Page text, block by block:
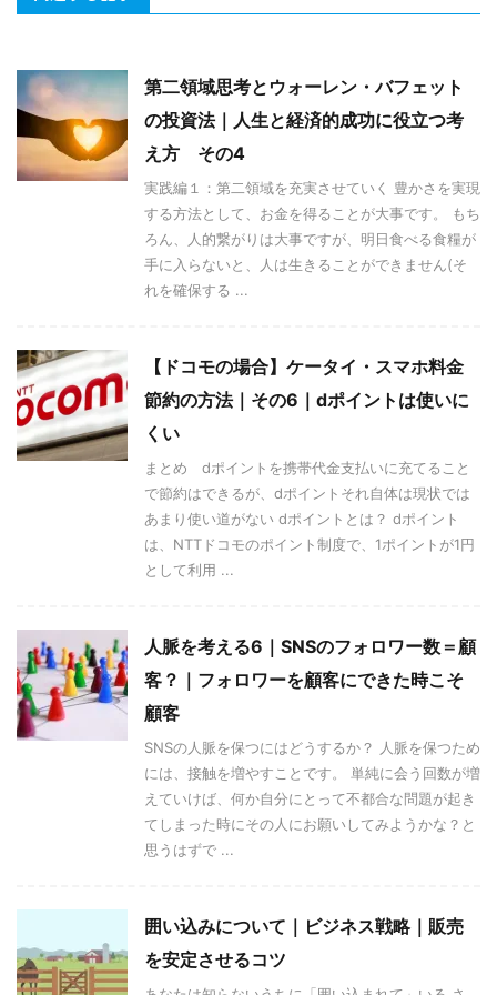
第二領域思考とウォーレン・バフェット
の投資法｜人生と経済的成功に役立つ考
え方 その4
実践編１：第二領域を充実させていく 豊かさを実現
する方法として、お金を得ることが大事です。 もち
ろん、人的繋がりは大事ですが、明日食べる食糧が
手に入らないと、人は生きることができません(そ
れを確保する ...
【ドコモの場合】ケータイ・スマホ料金
節約の方法｜その6｜dポイントは使いに
くい
まとめ dポイントを携帯代金支払いに充てること
で節約はできるが、dポイントそれ自体は現状では
あまり使い道がない dポイントとは？ dポイント
は、NTTドコモのポイント制度で、1ポイントが1円
として利用 ...
人脈を考える6｜SNSのフォロワー数＝顧
客？｜フォロワーを顧客にできた時こそ
顧客
SNSの人脈を保つにはどうするか？ 人脈を保つため
には、接触を増やすことです。 単純に会う回数が増
えていけば、何か自分にとって不都合な問題が起き
てしまった時にその人にお願いしてみようかな？と
思うはずで ...
囲い込みについて｜ビジネス戦略｜販売
を安定させるコツ